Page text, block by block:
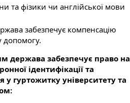
та фізики чи англійської мови
забезпечує компенсацію
допомогу.
держава забезпечує право на
ідентифікації та
гуртожитку університету та